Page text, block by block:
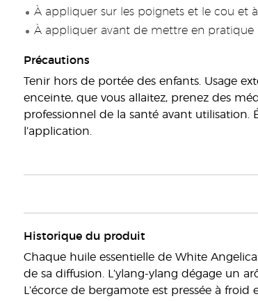
À appliquer sur les poignets et le cou et
À appliquer avant de mettre en pratique
Précautions
Tenir hors de portée des enfants. Usage
enceinte, que vous allaitez, prenez des
professionnel de la santé avant utilisation.
l’application.
Historique du produit
Chaque huile essentielle de White
de sa diffusion. L’ylang-ylang dégage un
L’écorce de bergamote est pressée à